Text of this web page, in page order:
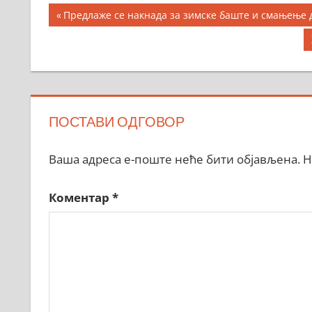
Кретање
Previous
Post:
Предлаже се накнадa за зимске баште и
ПОСТАВИ ОДГОВОР
Ваша адреса е-поште неће бити објављена.
Коментар *